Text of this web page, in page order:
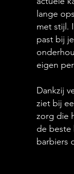
lange
met stijl.
past bij
eigen
Dankzij
ziet bij
zorg die
de beste
barbiers